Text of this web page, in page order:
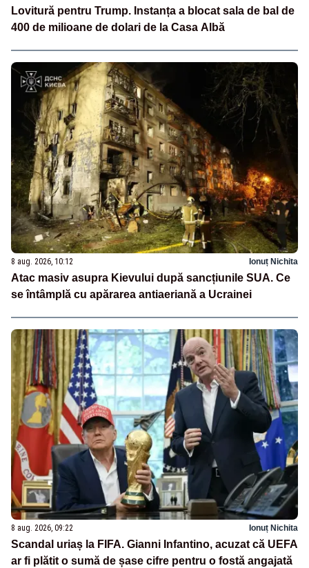
Lovitură pentru Trump. Instanța a blocat sala de bal de
400 de milioane de dolari de la Casa Albă
8 aug. 2026, 10:12 Ionuț Nichita
Atac masiv asupra Kievului după sancțiunile SUA. Ce
se întâmplă cu apărarea antiaeriană a Ucrainei
8 aug. 2026, 09:22 Ionuț Nichita
Scandal uriaș la FIFA. Gianni Infantino, acuzat că UEFA
ar fi plătit o sumă de șase cifre pentru o fostă angajată